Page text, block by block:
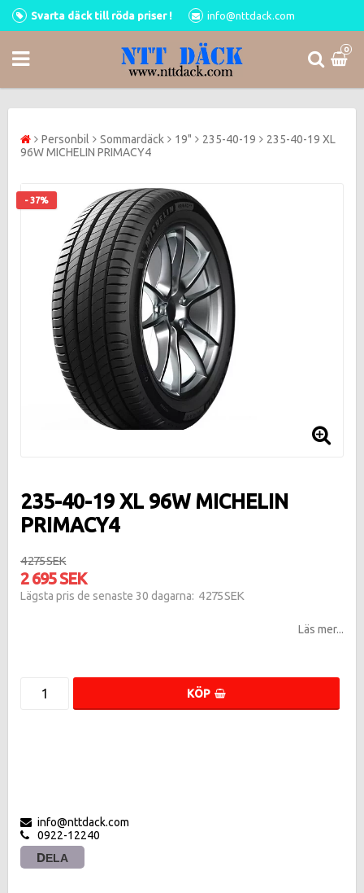
Svarta däck till röda priser ! info@nttdack.com
0
Personbil Sommardäck 19" 235-40-19
235-40-19 XL
96W MICHELIN PRIMACY4
- 37%
235-40-19 XL 96W MICHELIN
PRIMACY4
4 275 SEK
2 695 SEK
Lägsta pris de senaste 30 dagarna 4 275 SEK
Läs mer...
KÖP
info@nttdack.com
0922-12240
DELA